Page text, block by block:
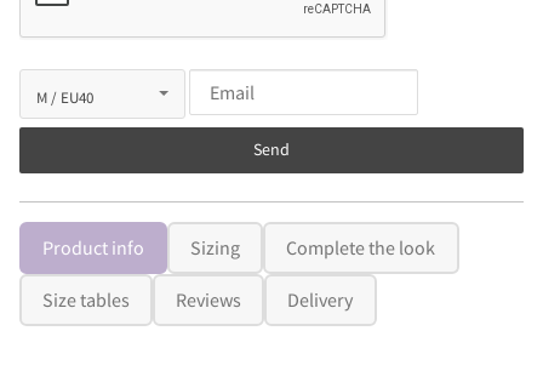
Send
Product info Sizing Complete the look
Size tables Reviews Delivery